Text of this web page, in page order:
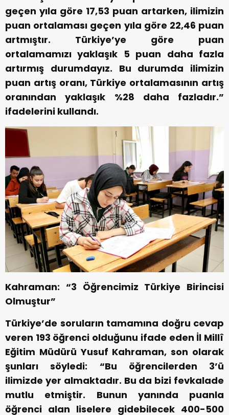
geçen yıla göre 17,53 puan artarken, ilimizin
puan ortalaması geçen yıla göre 22,46 puan
artmıştır. Türkiye’ye göre puan
ortalamamızı yaklaşık 5 puan daha fazla
artırmış durumdayız. Bu durumda ilimizin
puan artış oranı, Türkiye ortalamasının artış
oranından yaklaşık %28 daha fazladır.”
ifadelerini kullandı.
Kahraman: “3 Öğrencimiz Türkiye Birincisi
Olmuştur”
Türkiye’de soruların tamamına doğru cevap
veren 193 öğrenci olduğunu ifade eden İl Millî
Eğitim Müdürü Yusuf Kahraman, son olarak
şunları söyledi: “Bu öğrencilerden 3’ü
ilimizde yer almaktadır. Bu da bizi fevkalade
mutlu etmiştir. Bunun yanında puanla
öğrenci alan liselere gidebilecek 400-500